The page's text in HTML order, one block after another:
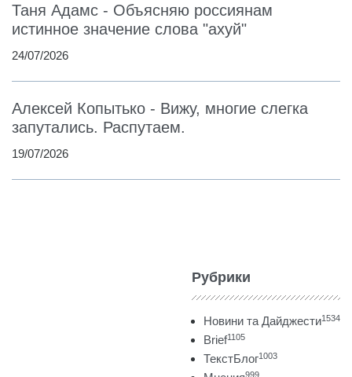
Таня Адамс - Объясняю россиянам
истинное значение слова "ахуй"
24/07/2026
Алексей Копытько - Вижу, многие слегка
запутались. Распутаем.
19/07/2026
Рубрики
Новини та Дайджести1534
Brief1105
ТекстБлог1003
999